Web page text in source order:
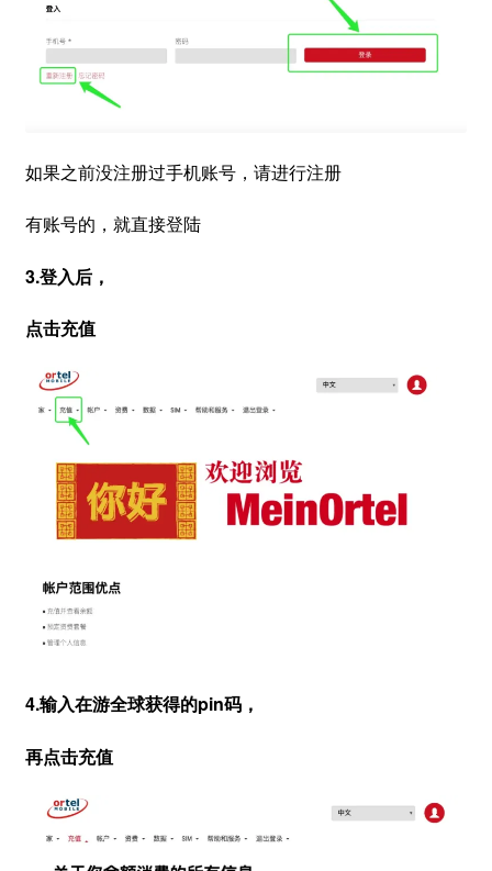
如果之前没注册过手机账号，请进行注册
有账号的，就直接登陆
3.登入后，
点击充值
4.输入在游全球获得的pin码，
再点击充值